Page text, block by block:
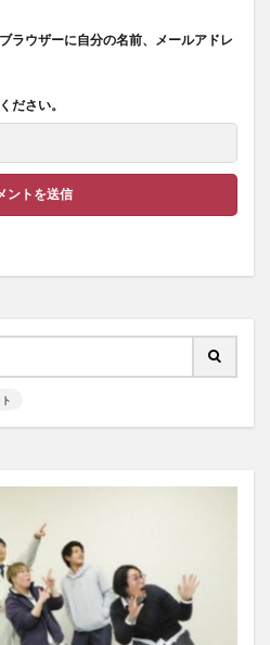
ラウザーに自分の名前、メールアドレ
ださい。